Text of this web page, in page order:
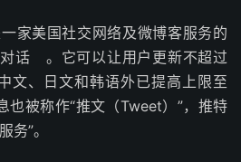
家美国社交网络及微博客服务的
话 。它可以让用户更新不超过
文、日文和韩语外已提高上限至
也被称作“推文（Tweet）”，推特
务”。